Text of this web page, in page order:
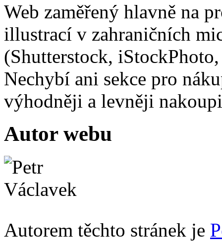
Web zaměřený hlavně na
illustrací v zahraničních
(Shutterstock,
Nechybí ani sekce pro
výhodněji a levněji
Autor webu
Autorem těchto stránek je